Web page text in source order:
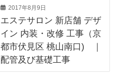
2017年8月9日
エステサロン 新店舗 デザ
イン 内装・改修 工事（京
都市伏見区 桃山南口) ｜
配管及び基礎工事